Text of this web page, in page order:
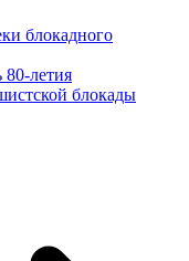
блокадного
80-летия
блокады